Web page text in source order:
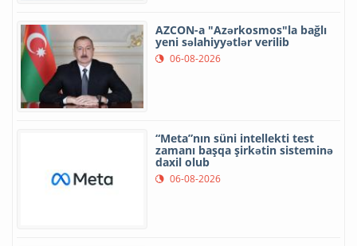
AZCON-a "Azərkosmos"la bağlı
yeni səlahiyyətlər verilib
06-08-2026
“Meta”nın süni intellekti test
zamanı başqa şirkətin sisteminə
daxil olub
06-08-2026